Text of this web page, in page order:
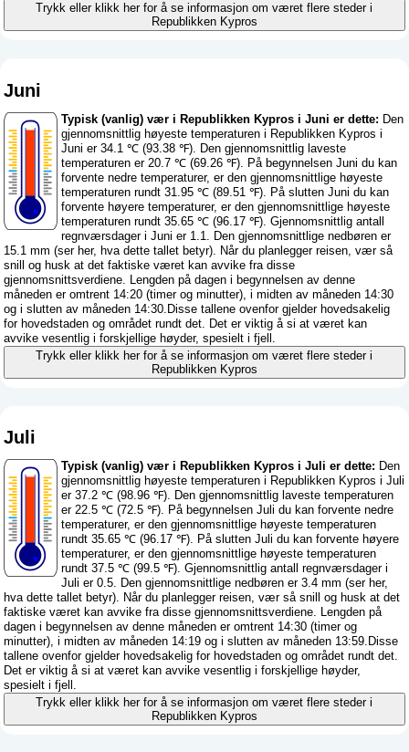
Trykk eller klikk her for å se informasjon om været flere steder i
Republikken Kypros
Juni
Typisk (vanlig) vær i Republikken Kypros i Juni er dette: Den
gjennomsnittlig høyeste temperaturen i Republikken Kypros i
Juni er 34.1 ℃ (93.38 ℉). Den gjennomsnittlig laveste
temperaturen er 20.7 ℃ (69.26 ℉). På begynnelsen Juni du kan
forvente nedre temperaturer, er den gjennomsnittlige høyeste
temperaturen rundt 31.95 ℃ (89.51 ℉). På slutten Juni du kan
forvente høyere temperaturer, er den gjennomsnittlige høyeste
temperaturen rundt 35.65 ℃ (96.17 ℉). Gjennomsnittlig antall
regnværsdager i Juni er 1.1. Den gjennomsnittlige nedbøren er
15.1 mm (ser her, hva dette tallet betyr). Når du planlegger reisen, vær så
snill og husk at det faktiske været kan avvike fra disse
gjennomsnittsverdiene. Lengden på dagen i begynnelsen av denne
måneden er omtrent 14:20 (timer og minutter), i midten av måneden 14:30
og i slutten av måneden 14:30.Disse tallene ovenfor gjelder hovedsakelig
for hovedstaden og området rundt det. Det er viktig å si at været kan
avvike vesentlig i forskjellige høyder, spesielt i fjell.
Trykk eller klikk her for å se informasjon om været flere steder i
Republikken Kypros
Juli
Typisk (vanlig) vær i Republikken Kypros i Juli er dette: Den
gjennomsnittlig høyeste temperaturen i Republikken Kypros i Juli
er 37.2 ℃ (98.96 ℉). Den gjennomsnittlig laveste temperaturen
er 22.5 ℃ (72.5 ℉). På begynnelsen Juli du kan forvente nedre
temperaturer, er den gjennomsnittlige høyeste temperaturen
rundt 35.65 ℃ (96.17 ℉). På slutten Juli du kan forvente høyere
temperaturer, er den gjennomsnittlige høyeste temperaturen
rundt 37.5 ℃ (99.5 ℉). Gjennomsnittlig antall regnværsdager i
Juli er 0.5. Den gjennomsnittlige nedbøren er 3.4 mm (ser her,
hva dette tallet betyr). Når du planlegger reisen, vær så snill og husk at det
faktiske været kan avvike fra disse gjennomsnittsverdiene. Lengden på
dagen i begynnelsen av denne måneden er omtrent 14:30 (timer og
minutter), i midten av måneden 14:19 og i slutten av måneden 13:59.Disse
tallene ovenfor gjelder hovedsakelig for hovedstaden og området rundt det.
Det er viktig å si at været kan avvike vesentlig i forskjellige høyder,
spesielt i fjell.
Trykk eller klikk her for å se informasjon om været flere steder i
Republikken Kypros